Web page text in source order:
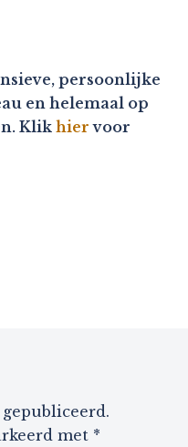
persoonlijke
en helemaal op
Klik hier voor
met *